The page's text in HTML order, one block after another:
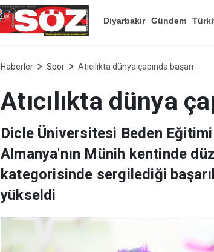
Diyarbakır Gündem
Haberler Spor Atıcılıkta dünya çapında başarı
Atıcılıkta dünya
Dicle Üniversitesi Beden
Almanya'nın Münih kentinde
kategorisinde sergilediği
yükseldi